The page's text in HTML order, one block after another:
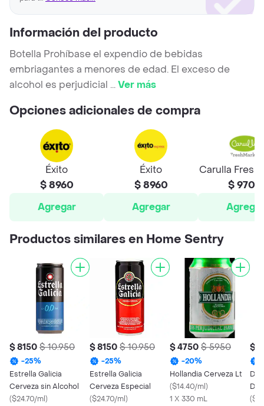
Información del producto
Botella Prohíbase el expendio de bebidas
embriagantes a menores de edad. El exceso de
alcohol es perjudicial ...Ver más
Opciones adicionales de compra
Éxito
$ 8960
Agregar
Éxito
$ 8960
Agregar
Carulla
$ 9700
Agregar
Productos similares en Home Sentry
$ 8150 $ 10.950
-25%
Estrella Galicia
Cerveza sin Alcohol
($24.70/ml)
$ 8150 $ 10.950
-25%
Estrella Galicia
Cerveza Especial
($24.70/ml)
$ 4750 $ 5950
-20%
Hollandia Cerveza Lt
($14.40/ml)
1 X 330 mL
$
(